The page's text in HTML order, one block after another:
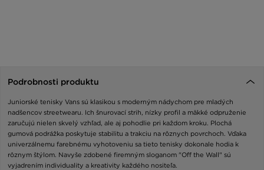
Podrobnosti produktu
Juniorské tenisky Vans sú klasikou s moderným nádychom pre mladých
nadšencov streetwearu. Ich šnurovací strih, nízky profil a mäkké odpruženie
zaručujú nielen skvelý vzhľad, ale aj pohodlie pri každom kroku. Plochá
gumová podrážka poskytuje stabilitu a trakciu na rôznych povrchoch. Vďaka
univerzálnemu farebnému vyhotoveniu sa tieto tenisky dokonale hodia k
rôznym štýlom. Navyše zdobené firemným sloganom "Off the Wall" sú
vyjadrením individuality a kreativity každého nositeľa.